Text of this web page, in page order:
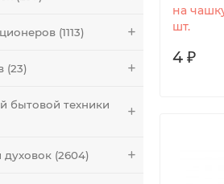
(1113)
(23)
бытовой техники
(2604)
на
шт.
4 ₽